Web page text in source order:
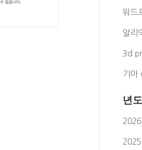
워드
알리
3d
기아
년도